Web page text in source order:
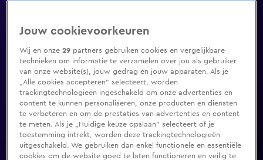
Jouw cookievoorkeuren
Wij en onze29 partners gebruiken cookies en vergelijkbare
technieken om informatie te verzamelen over jou als gebruiker
van onze website(s), jouw gedrag en jouw apparaten. Als je
„Alle cookies accepteren” selecteert, worden
trackingtechnologieën ingeschakeld om onze advertenties en
content te kunnen personaliseren, onze producten en diensten
te verbeteren en om de prestaties van advertenties en content
te meten. Als je „Huidige keuze opslaan” selecteert of je
toestemming intrekt, worden deze trackingtechnologieën
uitgeschakeld. We gebruiken dan enkel functionele en essentiële
cookies om de website goed te laten functioneren en veilig te